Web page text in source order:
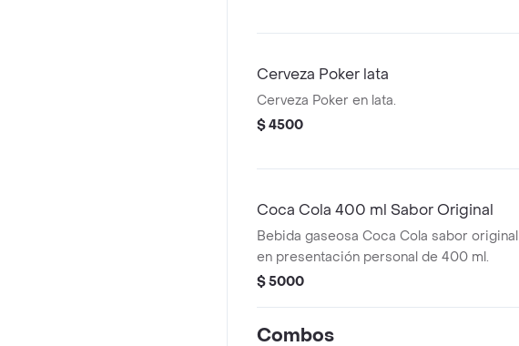
Cerveza Poker lata
Cerveza Poker en lata.
$ 4500
Coca Cola 400 ml Sabor Original
Bebida gaseosa Coca Cola sabor original
en presentación personal de 400 ml.
$ 5000
Combos